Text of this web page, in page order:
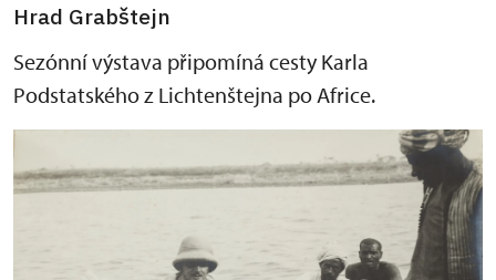
Hrad Grabštejn
Sezónní výstava připomíná cesty Karla
Podstatského z Lichtenštejna po Africe.